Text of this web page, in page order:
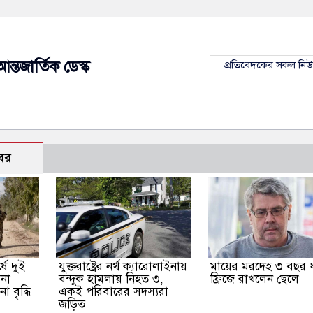
ডেস্ক প্রতিবেদকের সকল
দুই
বৃদ্ধি
যুক্তরাষ্ট্রের নর্থ ক্যারোলাইনায়
বন্দুক হামলায় নিহত ৩,
একই পরিবারের সদস্যরা
জড়িত
মায়ের মরদেহ ৩ বছর
ফ্রিজে রাখলেন ছেলে